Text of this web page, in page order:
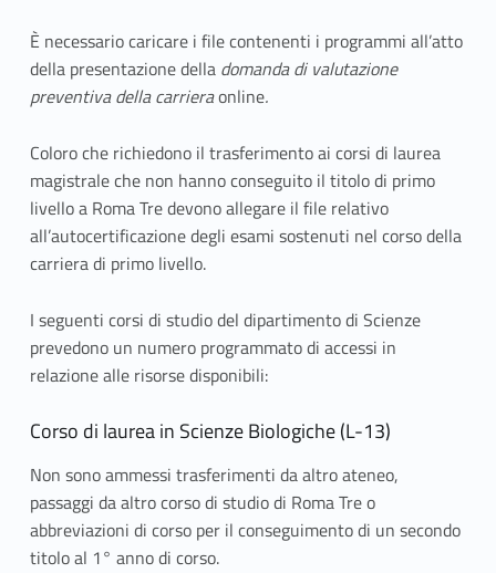
È necessario caricare i file contenenti i programmi all’atto
della presentazione della domanda di valutazione
preventiva della carrieraonline.
Coloro che richiedono il trasferimento ai corsi di laurea
magistrale che non hanno conseguito il titolo di primo
livello a Roma Tre devono allegare il file relativo
all’autocertificazione degli esami sostenuti nel corso della
carriera di primo livello.
I seguenti corsi di studio del dipartimento di Scienze
prevedono un numero programmato di accessi in
relazione alle risorse disponibili:
Corso di laurea in Scienze Biologiche (L-13)
Non sono ammessi trasferimenti da altro ateneo,
passaggi da altro corso di studio di Roma Tre o
abbreviazioni di corso per il conseguimento di un secondo
titolo al 1° anno di corso.